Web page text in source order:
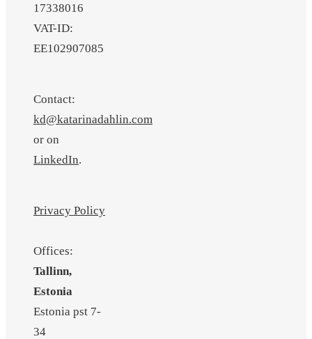
17338016
VAT-ID:
EE102907085
Contact:
kd@katarinadahlin.com
or on
LinkedIn.
Privacy Policy
Offices:
Tallinn,
Estonia
Estonia pst 7-
34